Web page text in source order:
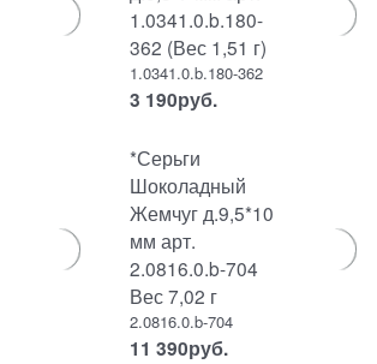
1.0341.0.b.180-
362 (Вес 1,51 г)
1.0341.0.b.180-362
3 190руб.
*Серьги
Шоколадный
Жемчуг д.9,5*10
мм арт.
2.0816.0.b-704
Вес 7,02 г
2.0816.0.b-704
11 390руб.